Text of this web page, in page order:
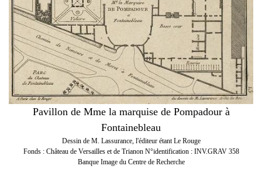
Pavillon de Mme la marquise de Pompadour à
Fontainebleau
Dessin de M. Lassurance, l'éditeur étant Le Rouge
Fonds : Château de Versailles et de Trianon N°identification : INV.GRAV 358
Banque Image du Centre de Recherche